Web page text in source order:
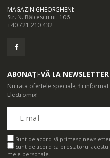
MAGAZIN GHEORGHENI:
Str. N. Bălcescu nr. 106
+40 721 210 432
ABONAȚI-VĂ LA NEWSLETTER
Nu rata ofertele speciale, fii
Electromix!
Sunt de acord să primesc
Sunt de acord ca prestatorul
mele personale.